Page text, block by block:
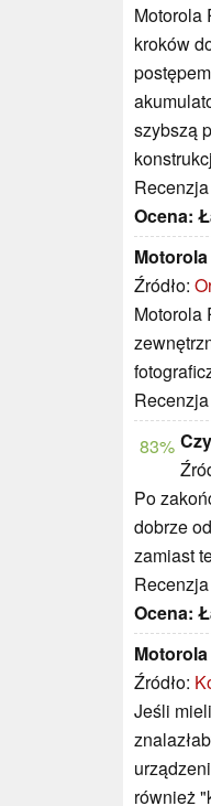
Motorola
kroków
szybszą
Ocena:
Źródło:
Motorola
83%
Po
dobrze
zamiast
Ocena:
Źródło:
Jeśli
również